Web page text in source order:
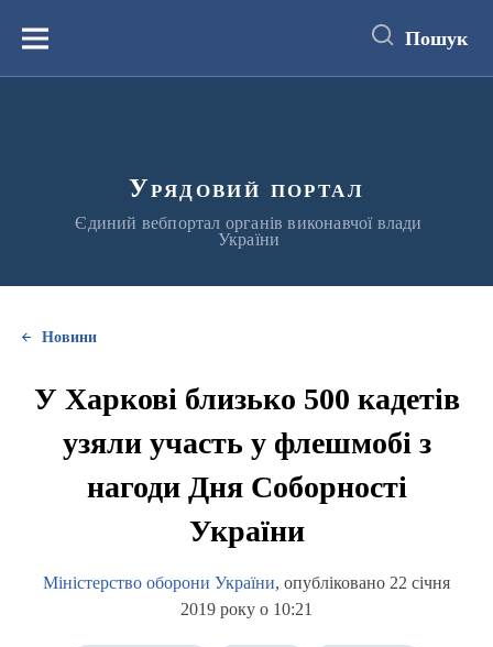
вмістуМеню Пошук
Урядовий портал
Єдиний вебпортал органів виконавчої влади
України
Новини
У Харкові близько 500 кадетів
узяли участь у флешмобі з
нагоди Дня Соборності
України
Міністерство оборони України, опубліковано 22 січня
2019 року о 10:21